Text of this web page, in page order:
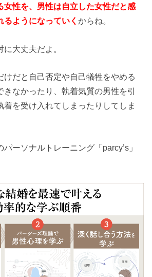
女性を、男性は自立した女性だと感
るようになっていくからね。
大丈夫だよ。
けだと自己否定や自己犠牲をやめる
きなかったり、執着気質の男性を引
着を受け入れてしまったりしてしま
ーソナルトレーニング「parcy’s」